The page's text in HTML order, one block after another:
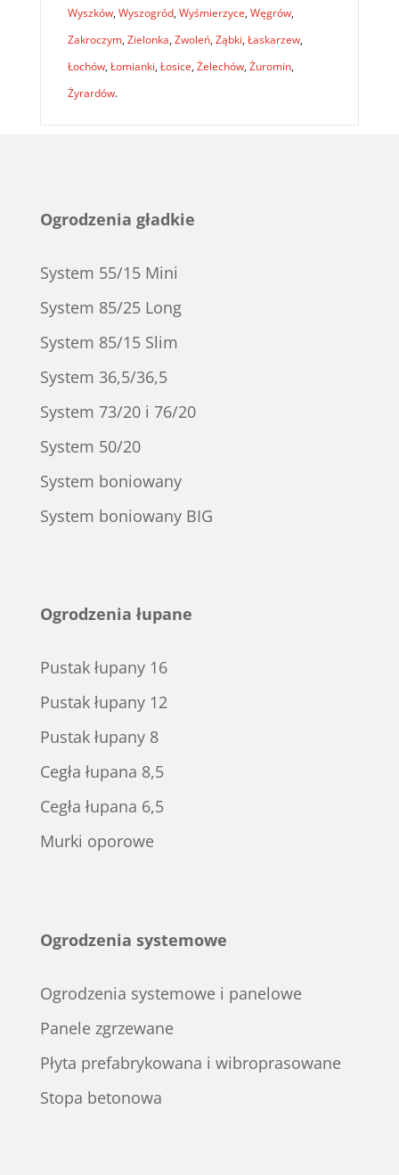
Wyszków, Wyszogród, Wyśmierzyce, Węgrów,
Zakroczym, Zielonka, Zwoleń, Ząbki, Łaskarzew,
Łochów, Łomianki, Łosice, Żelechów, Żuromin,
Żyrardów.
Ogrodzenia gładkie
System 55/15 Mini
System 85/25 Long
System 85/15 Slim
System 36,5/36,5
System 73/20 i 76/20
System 50/20
System boniowany
System boniowany BIG
Ogrodzenia łupane
Pustak łupany 16
Pustak łupany 12
Pustak łupany 8
Cegła łupana 8,5
Cegła łupana 6,5
Murki oporowe
Ogrodzenia systemowe
Ogrodzenia systemowe i panelowe
Panele zgrzewane
Płyta prefabrykowana i wibroprasowane
Stopa betonowa